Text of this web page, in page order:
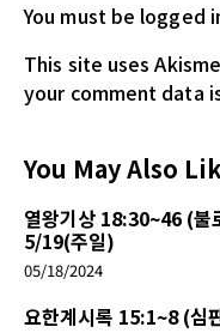
You must be logged
This site uses
your comment data
You May Also
열왕기상 18:30~46 (불
5/19(주일)
05/18/2024
요한계시록 15:1~8 (심